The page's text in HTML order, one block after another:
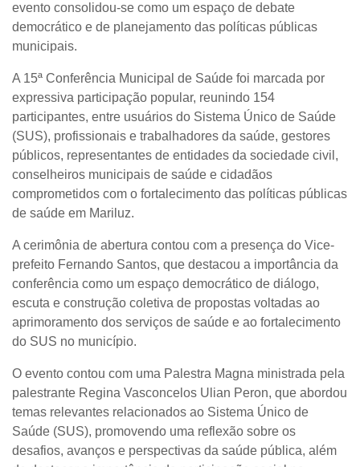
evento consolidou-se como um espaço de debate
democrático e de planejamento das políticas públicas
municipais.
A 15ª Conferência Municipal de Saúde foi marcada por
expressiva participação popular, reunindo 154
participantes, entre usuários do Sistema Único de Saúde
(SUS), profissionais e trabalhadores da saúde, gestores
públicos, representantes de entidades da sociedade civil,
conselheiros municipais de saúde e cidadãos
comprometidos com o fortalecimento das políticas públicas
de saúde em Mariluz.
A cerimônia de abertura contou com a presença do Vice-
prefeito Fernando Santos, que destacou a importância da
conferência como um espaço democrático de diálogo,
escuta e construção coletiva de propostas voltadas ao
aprimoramento dos serviços de saúde e ao fortalecimento
do SUS no município.
O evento contou com uma Palestra Magna ministrada pela
palestrante Regina Vasconcelos Ulian Peron, que abordou
temas relevantes relacionados ao Sistema Único de
Saúde (SUS), promovendo uma reflexão sobre os
desafios, avanços e perspectivas da saúde pública, além